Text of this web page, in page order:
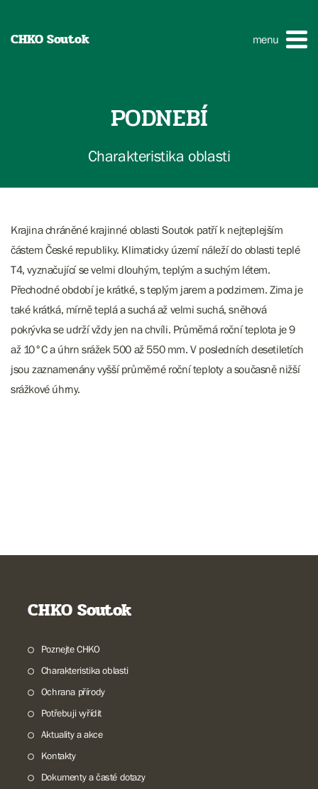
CHKO Soutok menu
PODNEBÍ
Charakteristika oblasti
Krajina chráněné krajinné oblasti Soutok patří k nejteplejším
částem České republiky. Klimaticky území náleží do oblasti teplé
T4, vyznačující se velmi dlouhým, teplým a suchým létem.
Přechodné období je krátké, s teplým jarem a podzimem. Zima je
také krátká, mírně teplá a suchá až velmi suchá, sněhová
pokrývka se udrží vždy jen na chvíli. Průměrná roční teplota je 9
až 10°C a úhrn srážek 500 až 550 mm. V posledních desetiletích
jsou zaznamenány vyšší průměrné roční teploty a současně nižší
srážkové úhrny.
CHKO Soutok
Poznejte CHKO
Charakteristika oblasti
Ochrana přírody
Potřebuji vyřídit
Aktuality a akce
Kontakty
Dokumenty a časté dotazy